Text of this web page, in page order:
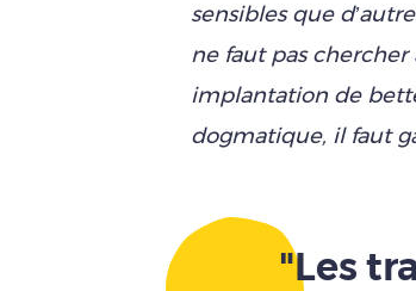
sensibles que
ne faut pas chercher
implantation de
dogmatique, il faut
"Les